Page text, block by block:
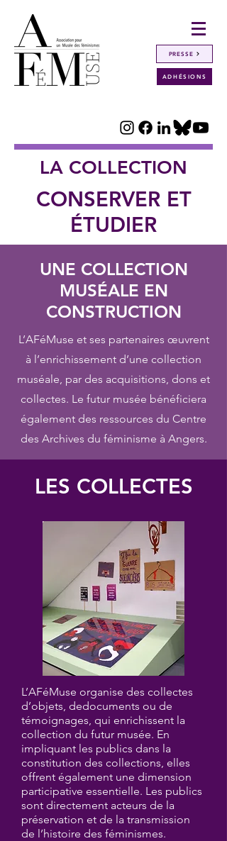
PRESSE
ADHÉSIONS
LA COLLECTION
CONSERVER ET
ÉTUDIER
UNE COLLECTION
MUSÉALE EN
CONSTRUCTION
L’AFéMuse et ses partenaires œuvrent
à l’enrichissement d’une collection
muséale, par des acquisitions, dons et
collectes. Le futur musée bénéficiera
également des ressources du Centre
des Archives du féminisme à Angers.
LES COLLECTES
L’AFéMuse organise des collectes
d’objets, dedocuments ou de
témoignages, qui enrichissent la
collection du futur musée. En
impliquant les publics dans la
constitution des collections, elles
offrent également une dimension
participative essentielle. Les publics
sont directement acteurs de la
préservation et de la transmission
de l’histoire des féminismes.